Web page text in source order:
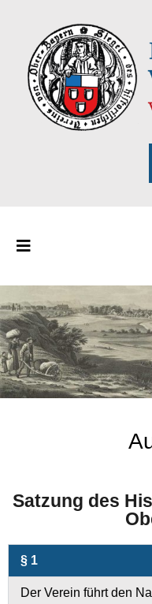
Satzung des
§ 1
Der Verein führt den